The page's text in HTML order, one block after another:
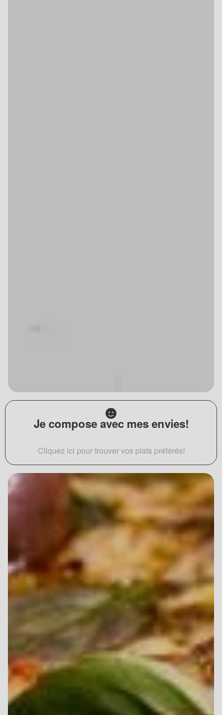
Je compose avec mes envies!
Cliquez ici pour trouver vos plats préférés!